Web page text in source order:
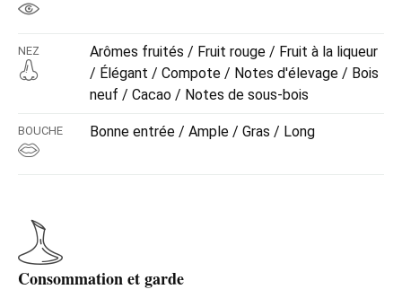
NEZ
Arômes fruités / Fruit rouge / Fruit à la liqueur
/ Élégant / Compote / Notes d'élevage / Bois
neuf / Cacao / Notes de sous-bois
BOUCHE Bonne entrée / Ample / Gras / Long
Consommation et garde